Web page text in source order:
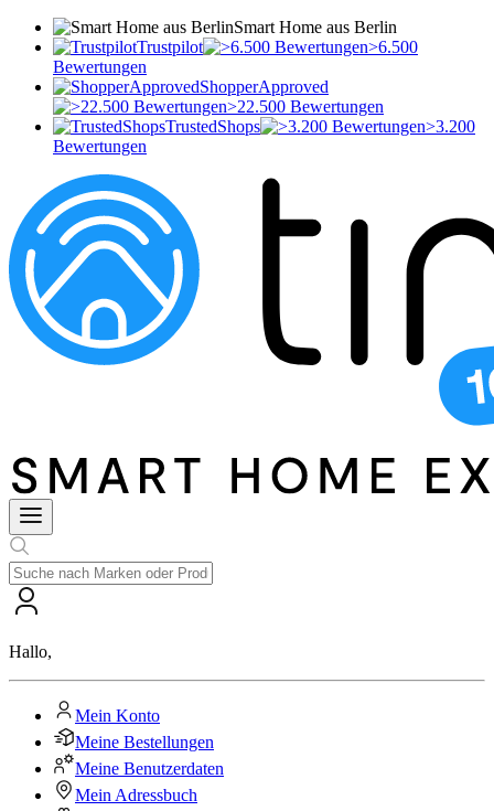
Smart Home aus Berlin
Trustpilot
>6.500
Bewertungen
ShopperApproved
>22.500 Bewertungen
TrustedShops
>3.200
Bewertungen
Hallo,
Mein Konto
Meine Bestellungen
Meine Benutzerdaten
Mein Adressbuch